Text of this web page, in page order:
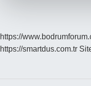
https://
https://smartdus.com.tr